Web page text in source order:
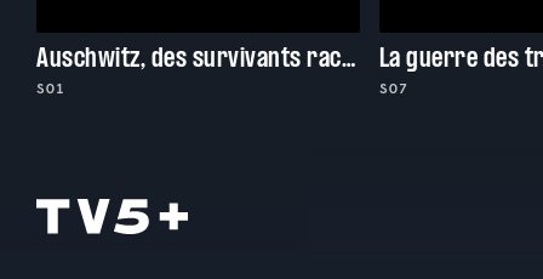
Auschwitz, des survivants racontent
S01 S07